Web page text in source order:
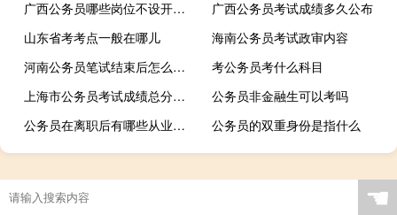
广西公务员哪些岗位不设开考比例
广西公务员考试成绩多久公布
山东省考考点一般在哪儿
海南公务员考试政审内容
河南公务员笔试结束后怎么查成绩和名次
考公务员考什么科目
上海市公务员考试成绩总分多少
公务员非金融生可以考吗
公务员在离职后有哪些从业限制
公务员的双重身份是指什么
☚